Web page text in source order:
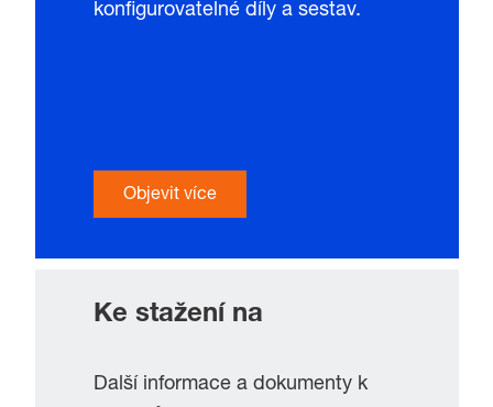
konfigurovatelné díly a sestav.
Objevit více
Ke stažení na
Další informace a dokumenty k